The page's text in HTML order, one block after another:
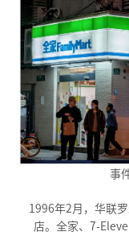
事
1996年2月，华联
店。全家、7-